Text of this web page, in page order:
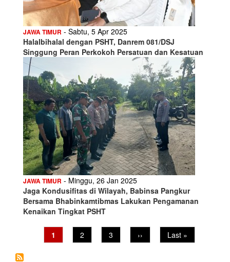
JAWA TIMUR - Sabtu, 5 Apr 2025
Halalbihalal dengan PSHT, Danrem 081/DSJ
Singgung Peran Perkokoh Persatuan dan Kesatuan
JAWA TIMUR - Minggu, 26 Jan 2025
Jaga Kondusifitas di Wilayah, Babinsa Pangkur
Bersama Bhabinkamtibmas Lakukan Pengamanan
Kenaikan Tingkat PSHT
PaginationCurrent
page
1 Page
2 Page
3
Next
page
››
Last
page
Last »